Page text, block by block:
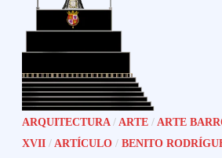
ARQUITECTURA/ARTE /ARTE
XVII /ARTÍCULO /BENITO